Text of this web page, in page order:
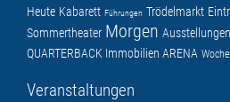
Heute Kabarett Führungen Trödelmarkt
Sommertheater Morgen Ausstellungen
QUARTERBACK Immobilien ARENA
Veranstaltungen